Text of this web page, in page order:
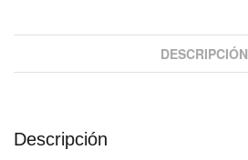
DESCRIPCIÓN
Descripción